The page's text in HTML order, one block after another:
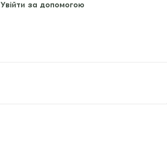
Увійти за допомогою